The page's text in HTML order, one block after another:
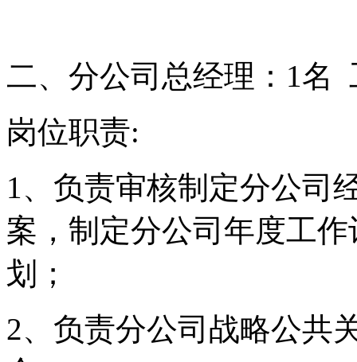
二、分公司总经理： 1名
岗位职责:
1、负责审核制定分公司
案，制定分公司年度工
划；
2、负责分公司战略公共